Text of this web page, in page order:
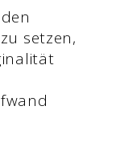
setzen,